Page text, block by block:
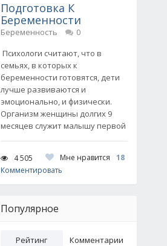
Подготовка К
Беременности
Беременность
0
Психологи считают, что в
семьях, в которых к
беременности готовятся, дети
лучше развиваются и
эмоционально, и физически.
Организм женщины долгих 9
месяцев служит малышу первой
4 505 Мне нравится
18
Комментировать
Популярное
Рейтинг Комментарии